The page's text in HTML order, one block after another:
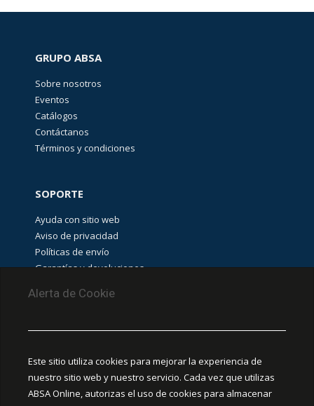
Alerta de Cookie
Este sitio utiliza cookies para mejorar la experiencia de
nuestro sitio web y nuestro servicio. Cada vez que utilizas
ABSA Online, autorizas el uso de cookies para almacenar
GRUPO ABSA
Sobre nosotros
Eventos
Catálogos
Contáctanos
Términos y condiciones
SOPORTE
Ayuda con sitio web
Aviso de privacidad
Políticas de envío
Garantías y devoluciones
PUNTOS DE RECOLECCIÓN
CEDIS Guadalajara
Amapola #380, La Aurora, C.P. 44460 Guadalajara,
Jalisco, MX.